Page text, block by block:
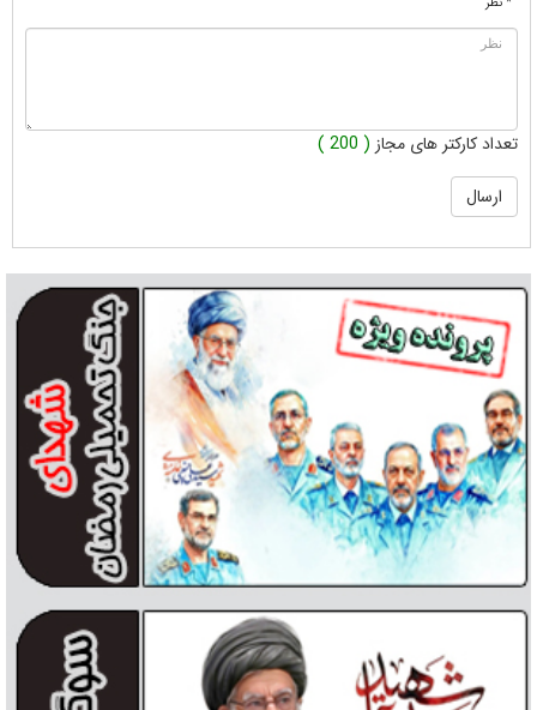
تعداد کارکتر های مجاز ( 200 )